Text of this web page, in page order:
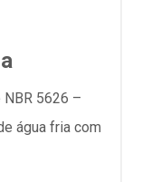
5626 –
água fria com